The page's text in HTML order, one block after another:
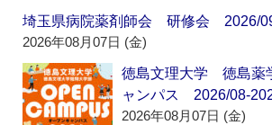
埼玉県病院薬剤師会 研修会 2026/
2026年08月07日 (金)
徳島文理大学 徳島薬
ャンパス 2026/08-
2026年08月07日 (金)